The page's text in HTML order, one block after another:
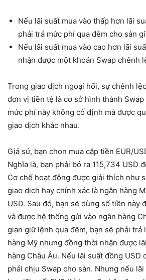
Nếu lãi suất mua vào thấp hơn lãi
phải trả mức phí qua đêm cho sàn
Nếu lãi suất mua vào cao hơn lãi
nhận được một khoản Swap chênh
Trong giao dịch ngoại hối, sự chênh
đơn vị tiền tệ là cơ sở hình thành
mức phí này không cố định mà được
giao dịch khác nhau.
Giả sử, bạn chọn mua cặp tiền EUR/
Nghĩa là, bạn phải bỏ ra 115,734 USD
Cơ chế hoạt động được giải thích như
giao dịch hay chính xác là ngân hàng
USD. Sau đó, bạn sẽ dùng số tiền này
và được hệ thống gửi vào ngân hàng
gian giữ lệnh qua đêm, bạn sẽ phải trả
hàng Mỹ nhưng đồng thời nhận được
hàng Châu Âu. Nếu lãi suất đồng USD
phải chịu Swap cho sàn. Nhưng nếu